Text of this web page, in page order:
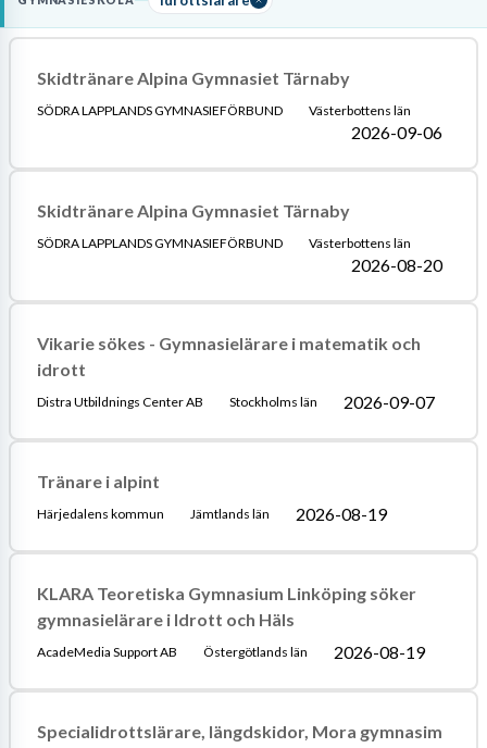
kunskapsutveckling i lärplattformar. För att arbeta som
hälsa samt kunskaper iförsta hjälpen och HLRför att säkerställa
Skidtränare Alpina Gymnasiet Tärnaby
SÖDRA LAPPLANDS GYMNASIEFÖRBUND Västerbottens län
2026-09-06
Skidtränare Alpina Gymnasiet Tärnaby
SÖDRA LAPPLANDS GYMNASIEFÖRBUND Västerbottens län
2026-08-20
Vikarie sökes - Gymnasielärare i matematik och
idrott
Distra Utbildnings Center AB Stockholms län 2026-09-07
Tränare i alpint
Härjedalens kommun Jämtlands län 2026-08-19
KLARA Teoretiska Gymnasium Linköping söker
gymnasielärare i Idrott och Häls
AcadeMedia Support AB Östergötlands län 2026-08-19
Specialidrottslärare, längdskidor, Mora gymnasim